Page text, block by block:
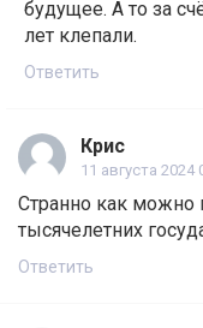
будущее. А то за
лет клепали.
Ответить
Крис
11 августа 2024
Странно как можно
тысячелетних
Ответить